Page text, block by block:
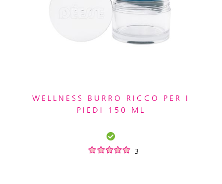
WELLNESS BURRO RICCO PER I
PIEDI 150 ML
3